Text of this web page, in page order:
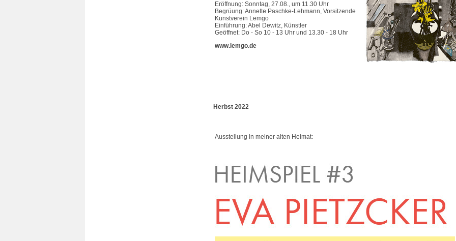
Eröffnung: Sonntag, 27.08., um 11.30 Uhr
Begrüung: Annette Paschke-Lehmann, Vorsitzende
Kunstverein Lemgo
Einführung: Abel Dewitz, Künstler
Geöffnet: Do - So 10 - 13 Uhr und 13.30 - 18 Uhr
www.lemgo.de
Herbst 2022
Ausstellung in meiner alten Heimat: